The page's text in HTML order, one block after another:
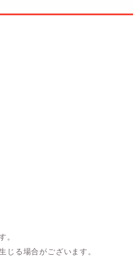
。
じる場合がございます。